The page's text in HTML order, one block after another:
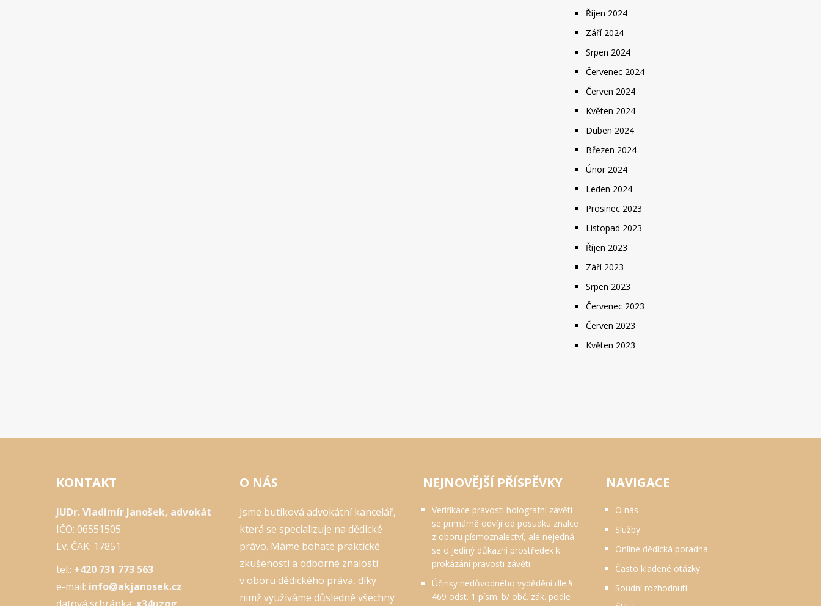
Říjen 2024
Září 2024
Srpen 2024
Červenec 2024
Červen 2024
Květen 2024
Duben 2024
Březen 2024
Únor 2024
Leden 2024
Prosinec 2023
Listopad 2023
Říjen 2023
Září 2023
Srpen 2023
Červenec 2023
Červen 2023
Květen 2023
KONTAKT
JUDr. Vladimír Janošek, advokát
IČO: 06551505
Ev. ČAK: 17851
tel.: +420 731 773 563
e-mail: info@akjanosek.cz
O NÁS
Jsme butiková advokátní kancelář,
která se specializuje na dědické
právo. Máme bohaté praktické
zkušenosti a odborné znalosti
v oboru dědického práva, díky
nimž využíváme důsledně všechny
NEJNOVĚJŠÍ PŘÍSPĚVKY
Verifikace pravosti holografní závěti
se primárně odvíjí od posudku znalce
z oboru písmoznalectví, ale nejedná
se o jediný důkazní prostředek k
prokázání pravosti závěti
Účinky nedůvodného vydědění dle §
469 odst. 1 písm. b/ obč. zák. podle
NAVIGACE
O nás
Služby
Online dědická poradna
Často kladené otázky
Soudní rozhodnutí